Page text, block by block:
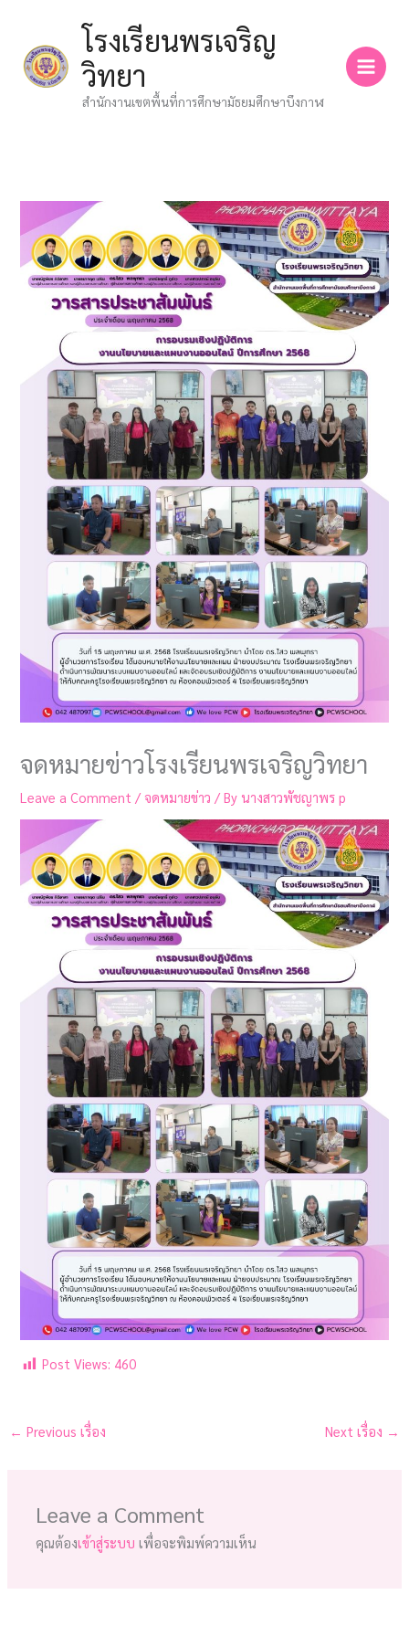
content
โรงเรียนพรเจริญ
วิทยา
สำนักงานเขตพื้นที่การศึกษามัธยมศึกษาบึงกาฬ
จดหมายข่าวโรงเรียนพรเจริญวิทยา
Leave a Comment / จดหมายข่าว / Byนางสาวพัชญาพร p
Post Views: 460
← Previous เรื่อง Next เรื่อง →
Leave a Comment
คุณต้องเข้าสู่ระบบ เพื่อจะพิมพ์ความเห็น